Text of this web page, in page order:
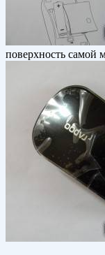
поверхность самой